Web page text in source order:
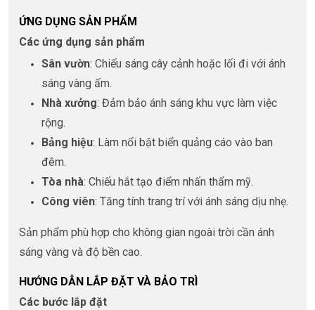
ỨNG DỤNG SẢN PHẨM
Các ứng dụng sản phẩm
Sân vườn: Chiếu sáng cây cảnh hoặc lối đi với ánh
sáng vàng ấm.
Nhà xưởng: Đảm bảo ánh sáng khu vực làm việc
rộng.
Bảng hiệu: Làm nổi bật biển quảng cáo vào ban
đêm.
Tòa nhà: Chiếu hắt tạo điểm nhấn thẩm mỹ.
Công viên: Tăng tính trang trí với ánh sáng dịu nhẹ.
Sản phẩm phù hợp cho không gian ngoài trời cần ánh
sáng vàng và độ bền cao.
HƯỚNG DẪN LẮP ĐẶT VÀ BẢO TRÌ
Các bước lắp đặt